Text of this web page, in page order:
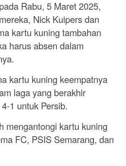
Rabu, 5 Maret 2025,
Nick Kuipers dan
kartu kuning tambahan
harus absen dalam
kartu kuning keempatnya
laga yang berakhir
1 untuk Persib.
mengantongi kartu kuning
FC, PSIS Semarang, dan